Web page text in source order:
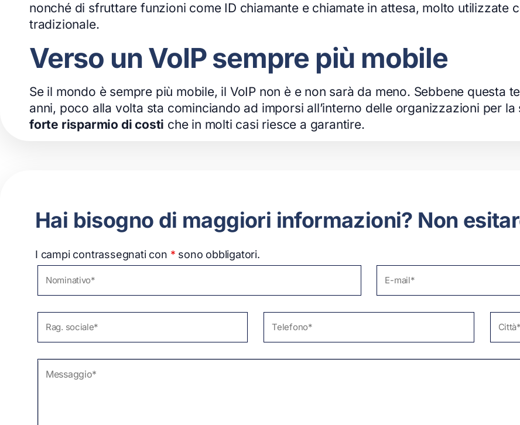
nonché di sfruttare funzioni come ID chiamante e chiamate in attesa, molto utilizzate
tradizionale.
Verso un VoIP sempre più mobile
Se il mondo è sempre più mobile, il VoIP non è e non sarà da meno. Sebbene questa
anni, poco alla volta sta cominciando ad imporsi all’interno delle organizzazioni per
forte risparmio di costi che in molti casi riesce a garantire.
Hai bisogno di maggiori informazioni? Non
I campi contrassegnati con * sono obbligatori.